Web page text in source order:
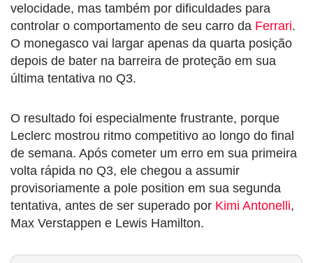
velocidade, mas também por dificuldades para
controlar o comportamento de seu carro da Ferrari.
O monegasco vai largar apenas da quarta posição
depois de bater na barreira de proteção em sua
última tentativa no Q3.
O resultado foi especialmente frustrante, porque
Leclerc mostrou ritmo competitivo ao longo do final
de semana. Após cometer um erro em sua primeira
volta rápida no Q3, ele chegou a assumir
provisoriamente a pole position em sua segunda
tentativa, antes de ser superado por Kimi Antonelli,
Max Verstappen e Lewis Hamilton.